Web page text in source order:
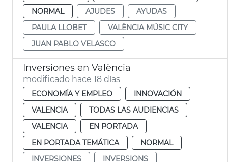
NORMAL
AJUDES
AYUDAS
PAULA LLOBET
VALÈNCIA MÚSIC CITY
JUAN PABLO VELASCO
Inversiones en València
modificado hace 18 días
ECONOMÍA Y EMPLEO
INNOVACIÓN
VALENCIA
TODAS LAS AUDIENCIAS
VALENCIA
EN PORTADA
EN PORTADA TEMÁTICA
NORMAL
INVERSIONES
INVERSIONS